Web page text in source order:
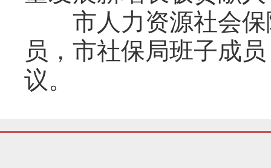
市人力资源社会保
员，市社保局班子成
议。